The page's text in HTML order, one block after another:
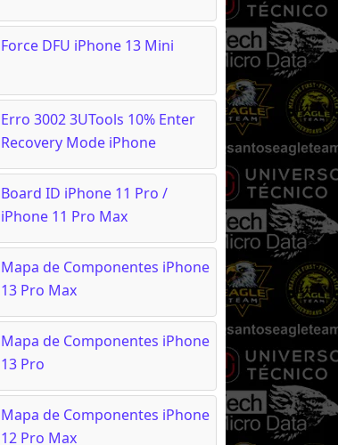
Force DFU iPhone 13 Mini
Erro 3002 3UTools 10% Enter
Recovery Mode iPhone
Board ID iPhone 11 Pro /
iPhone 11 Pro Max
Mapa de Componentes iPhone
13 Pro Max
Mapa de Componentes iPhone
13 Pro
Mapa de Componentes iPhone
12 Pro Max